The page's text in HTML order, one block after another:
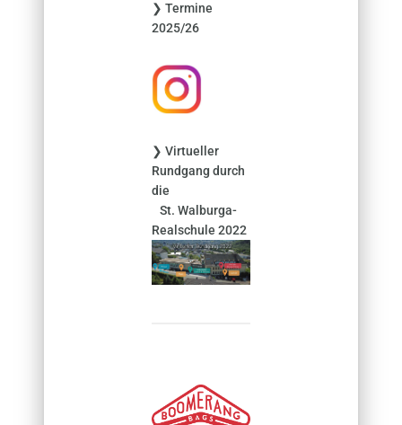
a
c
❯ Termine
2025/26
❯ Virtueller
Rundgang durch
die
St. Walburga-
Realschule 2022